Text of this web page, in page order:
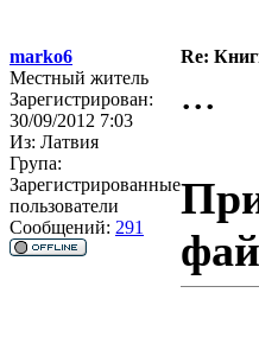
marko6
Re:
Местный житель
Зарегистрирован:
30/09/2012 7:03
Из: Латвия
Група:
Зарегистрированные
пользователи
Сообщений: 291
...